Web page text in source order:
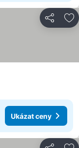
Sdílet
Ukázat ceny